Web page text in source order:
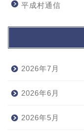
平成村通信
2026年7月
2026年6月
2026年5月